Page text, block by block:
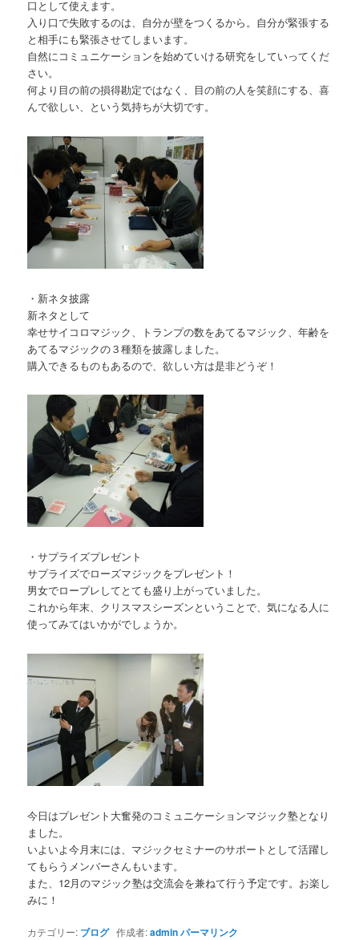
口として使えます。
入り口で失敗するのは、自分が壁をつくるから。自分が緊張する
と相手にも緊張させてしまいます。
自然にコミュニケーションを始めていける研究をしていってくだ
さい。
何より目の前の損得勘定ではなく、目の前の人を笑顔にする、喜
んで欲しい、という気持ちが大切です。
・新ネタ披露
新ネタとして
幸せサイコロマジック、トランプの数をあてるマジック、年齢を
あてるマジックの３種類を披露しました。
購入できるものもあるので、欲しい方は是非どうぞ！
・サプライズプレゼント
サプライズでローズマジックをプレゼント！
男女でロープレしてとても盛り上がっていました。
これから年末、クリスマスシーズンということで、気になる人に
使ってみてはいかがでしょうか。
今日はプレゼント大奮発のコミュニケーションマジック塾となり
ました。
いよいよ今月末には、マジックセミナーのサポートとして活躍し
てもらうメンバーさんもいます。
また、12月のマジック塾は交流会を兼ねて行う予定です。お楽し
みに！
カテゴリー: ブログ作成者:adminパーマリンク